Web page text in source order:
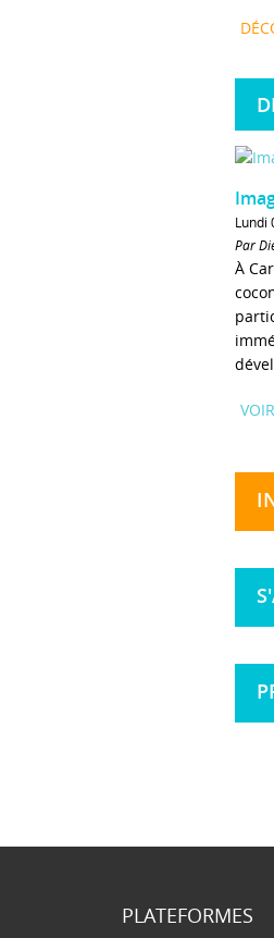
Lundi
Par
À
PLATEFORMES